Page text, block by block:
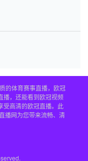
的体育赛事直播，欧冠
播，还能看到欧冠视频
受高清的欧冠直播。此
播网为您带来流畅、清